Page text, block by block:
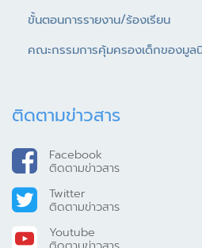
คณะกรรมการคุ้มครองเด็กของมูลนิธิ
Facebook
Twitter
ติดตามข่าวสาร
Youtube
ติดตามข่าวสาร